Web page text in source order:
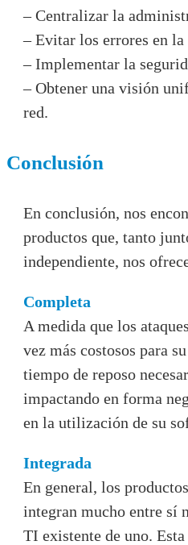
– Centralizar la
– Evitar los errores en
– Implementar la
– Obtener una visión
red.
Conclusión
En conclusión, nos
productos que, tanto
independiente, nos
Completa
A medida que los
vez más costosos para
tiempo de reposo
impactando en forma
en la utilización de su
Integrada
En general, los
integran mucho entre sí
TI existente de uno.